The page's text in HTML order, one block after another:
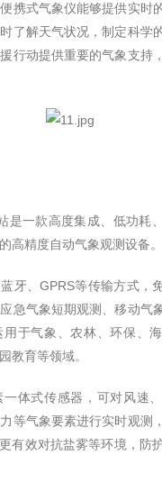
携式气象仪能够提供实时
了解天气状况，制定科学
行动提供重要的气象支持
是一款高度集成、低功耗
高精度自动气象观测设备。
牙、GPRS等传输方式，
急气象短期观测、移动气
于气象、农林、环保、
教育等领域。
体式传感器，可对风速
等气象要素进行实时观测
有效对抗盐雾等环境，防